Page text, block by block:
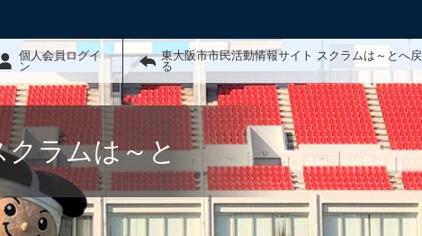
個人会員ログイ
ン
東大阪市市民活動情報サイト スクラムは～とへ戻
る
クラムは～と